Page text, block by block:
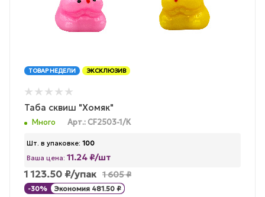
ТОВАР НЕДЕЛИ ЭКСКЛЮЗИВ
Таба сквиш "Хомяк"
Много Арт.: CF2503-1/К
Шт. в упаковке: 100
Ваша цена: 11.24 ₽/шт
1 123.50 ₽/упак 1 605₽
-30% Экономия 481.50 ₽